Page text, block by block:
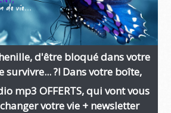
d'être bloqué dans votre
survivre... ?! Dans votre boîte,
mp3 OFFERTS, qui vont vous
votre vie + newsletter